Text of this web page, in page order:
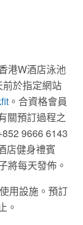
港W酒店泳池
於指定網站
。合資格會員
關預訂過程之
9666 6143
店健身禮賓
將每天發佈。
用設施。預訂
。